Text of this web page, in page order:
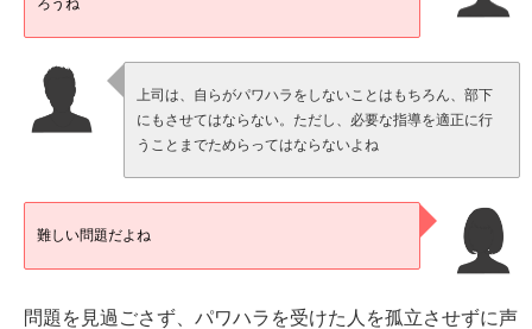
ろうね
上司は、自らがパワハラをしないことはもちろん、部下
にもさせてはならない。ただし、必要な指導を適正に行
うことまでためらってはならないよね
難しい問題だよね
問題を見過ごさず、パワハラを受けた人を孤立させずに声